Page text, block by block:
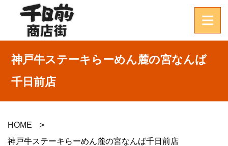
神戸牛ステーキらーめん麓の宮なんば
千日前店
HOME
神戸牛ステーキらーめん麓の宮なんば千日前店